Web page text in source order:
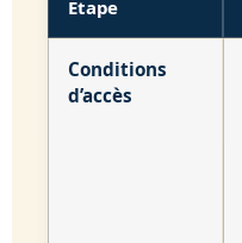
Étape
Conditions
d’accès